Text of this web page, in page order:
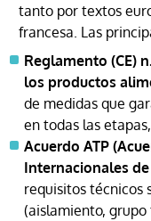
tanto por textos
francesa. Las
Reglamento (CE)
los productos
de medidas que
en todas las
Acuerdo ATP
Internacionales
requisitos técnicos
(aislamiento,